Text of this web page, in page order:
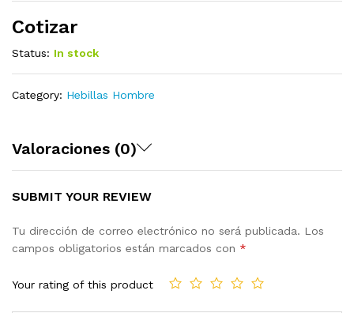
Cotizar
Status: In stock
Category: Hebillas Hombre
Valoraciones (0)
SUBMIT YOUR REVIEW
Tu dirección de correo electrónico no será publicada. Los
campos obligatorios están marcados con *
Your rating of this product